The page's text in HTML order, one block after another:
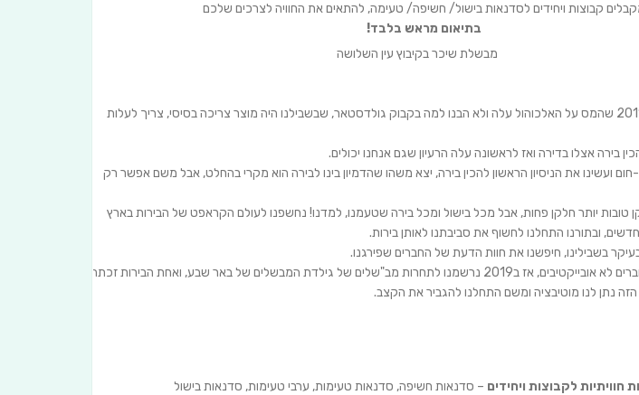
קבוצות ויחידים לסדנאות בישול/ חשיפה/ טעימה, להתאים את החוויה לצרכים שלכם
בתיאום מראש בלבד!
הכל התחיל אי שם בשנת 2011 שהמס על האלכוהול עלה ולא הבנו למה בקבוק גולדסטאר, שבשבילנו היה מוצר צריכה בסיסי, צריך לעלות
בירה אצלו בדירה ואז לראשונה עלה הרעיון שגם אנחנו יכולים.
צידנית, סיר ו 4 מדי-חום ועשינו את הניסיון הראשון להכין בירה, יצא משהו שהדמיון בינו לבירה הוא מקרי בהחלט, אבל משם אפשר רק
טובות יותר חלקן פחות, אבל מכל בישול ומכל בירה שטעמנו, למדנו! נחשפנו לעולם הקראפט של הבירות בארץ
ובתורנו התחלנו לחשוף את סביבתנו לאותן בירות.
בשבילינו, חיפשנו את חוות הדעת של החברים שפירגנו.
היה קיים אצלנו החשש שחברים לא אובייקטיבים, אז ב2019 נרשמנו לתחרות מב"שלים של גילדת המבשלים של באר שבע, ואחת הבירות זכתה
חוויתיות לקבוצות ויחידים – סדנאות חשיפה, סדנאות טעימות, ערבי טעימות, סדנאות בישול